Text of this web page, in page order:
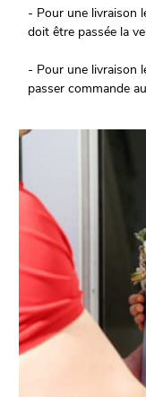
- Pour une livraison
doit être passée la
- Pour une livraison
passer commande